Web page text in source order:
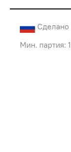
Сделано
Мин. партия: 1